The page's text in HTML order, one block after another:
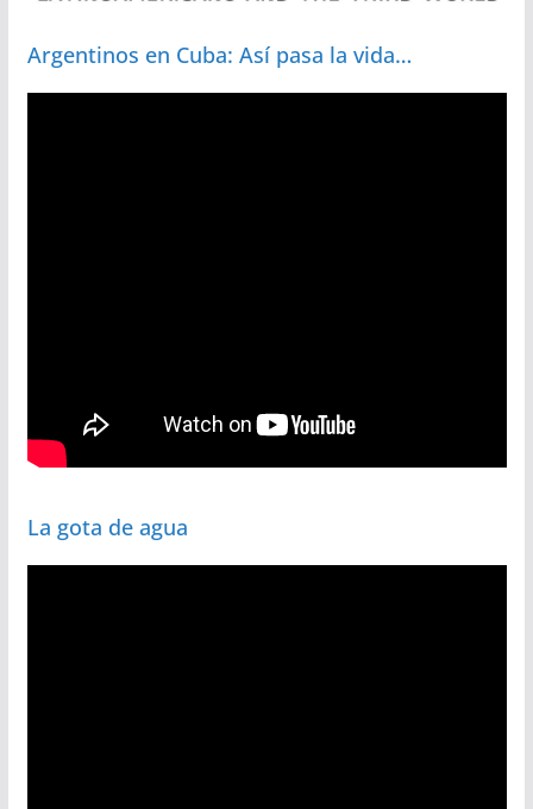
Argentinos en Cuba: Así pasa la vida…
La gota de agua